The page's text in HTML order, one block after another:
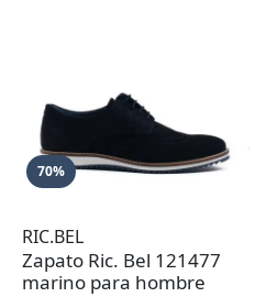
70%
RIC.BEL
Zapato Ric. Bel 121477
marino para hombre